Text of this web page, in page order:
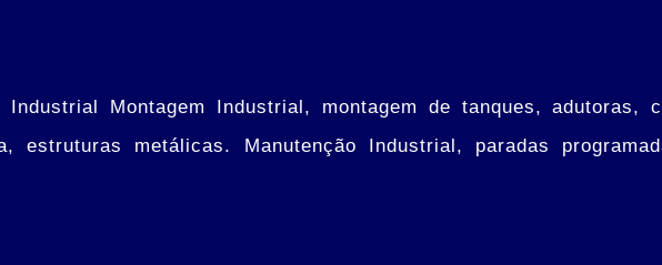
Industrial Montagem Industrial, montagem de tanques, adutoras,
estruturas metálicas. Manutenção Industrial, paradas